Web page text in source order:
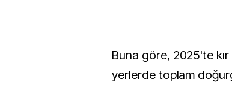
Buna göre, 2025'te kır
yerlerde toplam